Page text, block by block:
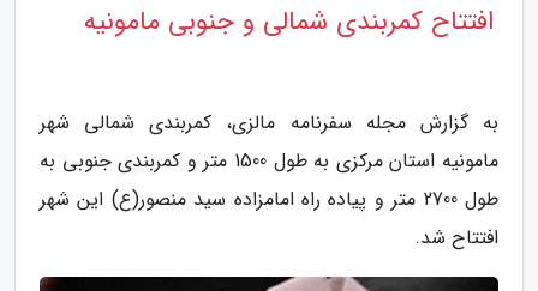
افتتاح کمربندی شمالی و جنوبی مامونیه
به گزارش مجله سفرنامه مالزی، کمربندی شمالی شهر
مامونیه استان مرکزی به طول 1500 متر و کمربندی جنوبی به
طول 2700 متر و پیاده راه امامزاده سید منصور(ع) این شهر
افتتاح شد.